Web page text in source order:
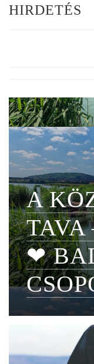
HIRDETÉS
A
TAVA
❤